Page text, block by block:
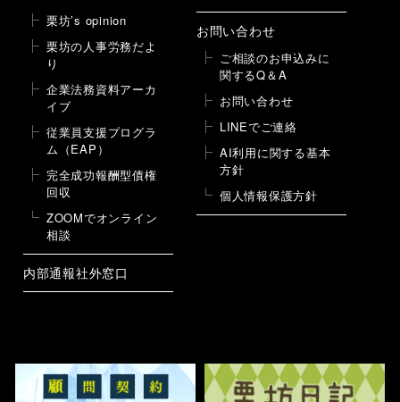
栗坊’s opinion
栗坊の人事労務だよ
り
企業法務資料アーカ
イブ
従業員支援プログラ
ム（EAP）
完全成功報酬型債権
回収
ZOOMでオンライン
相談
内部通報社外窓口
お問い合わせ
ご相談のお申込みに
関するQ＆A
お問い合わせ
LINEでご連絡
AI利用に関する基本
方針
個人情報保護方針